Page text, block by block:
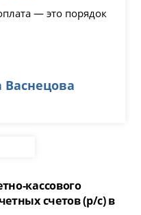
— это порядок
Васнецова
кассового
счетов (р/с) в